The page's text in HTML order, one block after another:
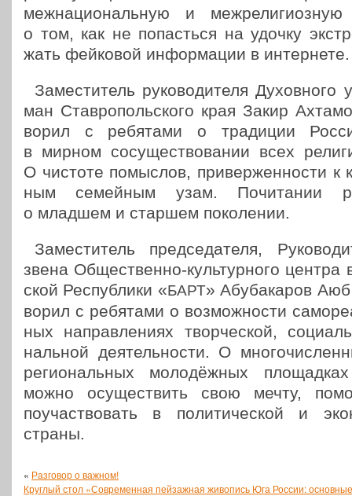
меж­на­ци­о­наль­ную и меж­ре­ли­ги­оз­ную
о том, как не попасть­ся на удочку
жать фей­ко­вой инфор­ма­ции в интернете.
Заме­сти­тель руко­во­ди­те­ля Духов­но­го
ман Став­ро­поль­ско­го края Закир
во­рил с ребя­та­ми о тра­ди­ции
в мирном сосу­ще­ство­ва­нии всех
О чистоте помыс­лов, при­вер­жен­но­сти к
ным семей­ным узам. Почи­та­нии
о младшем и старшем поколении.
Заме­сти­тель пред­се­да­те­ля,
звена Обще­ствен­но-куль­тур­но­го
ской Рес­пуб­ли­ки «БАРТ» Абу­ба­ка­ров
во­рил с ребя­та­ми о воз­мож­но­сти
ных направ­ле­ни­ях твор­че­ской,
наль­ной дея­тель­но­сти. О
реги­о­наль­ных моло­дёж­ных
можно осу­ще­ствить свою мечту,
поучаст­во­вать в поли­ти­че­ской и
страны.
« Разговор о важном!
Круглый стол «Современная пейзажная живопись Юга России: